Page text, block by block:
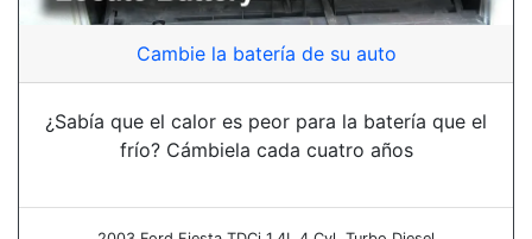
Cambie la batería de su auto
¿Sabía que el calor es peor para la batería que el
frío? Cámbiela cada cuatro años